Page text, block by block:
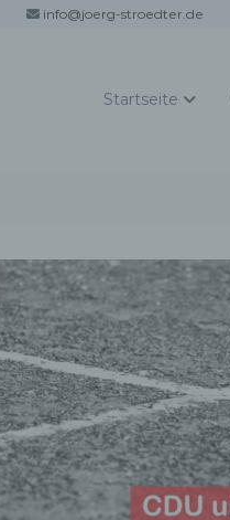
info@joerg-stroedter.de
Startseite